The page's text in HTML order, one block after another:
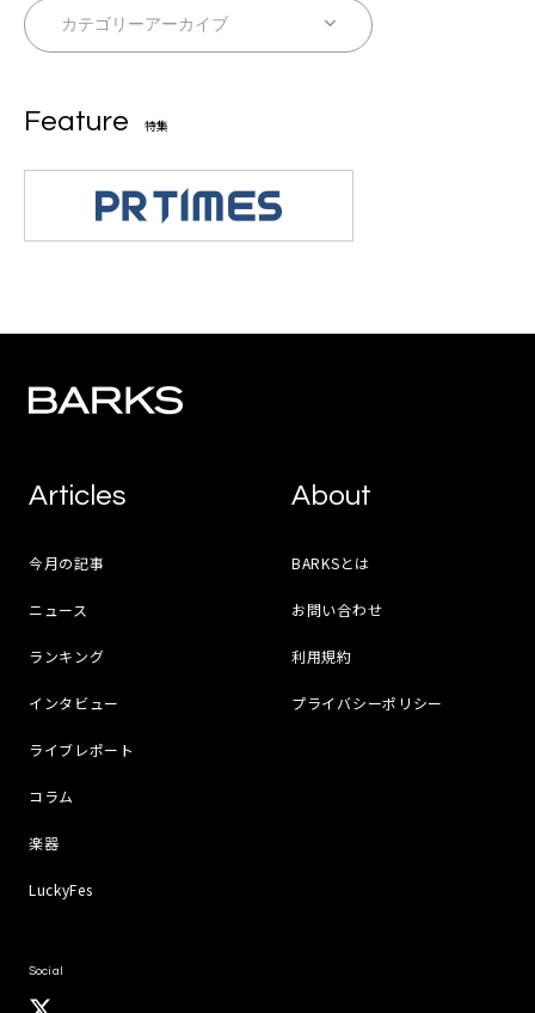
Feature 特集
Articles
今月の記事
ニュース
ランキング
インタビュー
ライブレポート
コラム
楽器
LuckyFes
About
BARKSとは
お問い合わせ
利用規約
プライバシーポリシー
Social